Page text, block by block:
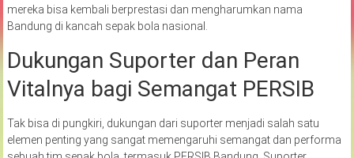
mereka bisa kembali berprestasi dan mengharumkan nama
Bandung di kancah sepak bola nasional.
Dukungan Suporter dan Peran
Vitalnya bagi Semangat PERSIB
Tak bisa di pungkiri, dukungan dari suporter menjadi salah satu
elemen penting yang sangat memengaruhi semangat dan performa